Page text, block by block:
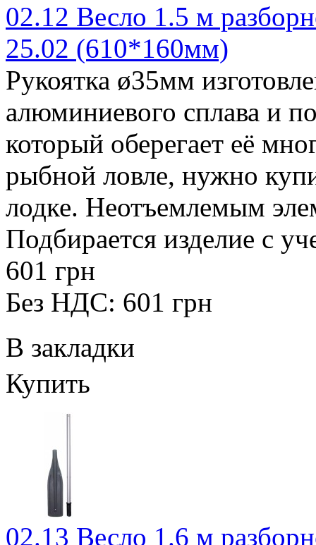
02.12 Весло 1.5 м
25.02 (610*160мм)
Рукоятка ø35мм
алюминиевого сплава и
который оберегает её
рыбной ловле, нужно
лодке. Неотъемлемым
Подбирается изделие с
601 грн
Без НДС: 601 грн
В закладки
Купить
02.13 Весло 1.6 м